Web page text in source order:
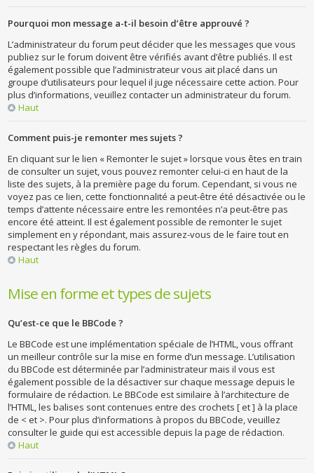
Pourquoi mon message a-t-il besoin d’être approuvé ?
L’administrateur du forum peut décider que les messages que vous
publiez sur le forum doivent être vérifiés avant d’être publiés. Il est
également possible que l’administrateur vous ait placé dans un
groupe d’utilisateurs pour lequel il juge nécessaire cette action. Pour
plus d’informations, veuillez contacter un administrateur du forum.
Haut
Comment puis-je remonter mes sujets ?
En cliquant sur le lien « Remonter le sujet » lorsque vous êtes en train
de consulter un sujet, vous pouvez remonter celui-ci en haut de la
liste des sujets, à la première page du forum. Cependant, si vous ne
voyez pas ce lien, cette fonctionnalité a peut-être été désactivée ou le
temps d’attente nécessaire entre les remontées n’a peut-être pas
encore été atteint. Il est également possible de remonter le sujet
simplement en y répondant, mais assurez-vous de le faire tout en
respectant les règles du forum.
Haut
Mise en forme et types de sujets
Qu’est-ce que le BBCode ?
Le BBCode est une implémentation spéciale de l’HTML, vous offrant
un meilleur contrôle sur la mise en forme d’un message. L’utilisation
du BBCode est déterminée par l’administrateur mais il vous est
également possible de la désactiver sur chaque message depuis le
formulaire de rédaction. Le BBCode est similaire à l’architecture de
l’HTML, les balises sont contenues entre des crochets [ et ] à la place
de < et >. Pour plus d’informations à propos du BBCode, veuillez
consulter le guide qui est accessible depuis la page de rédaction.
Haut